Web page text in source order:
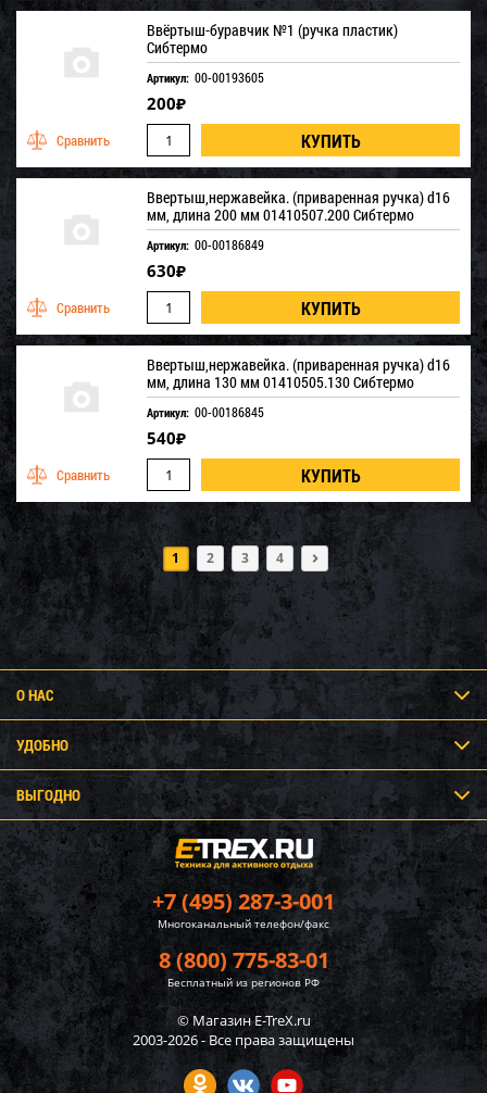
Ввёртыш-буравчик №1 (ручка пластик)
Сибтермо
Артикул: 00-00193605
200₽
Ввертыш,нержавейка. (приваренная ручка) d16
мм, длина 200 мм 01410507.200 Сибтермо
Артикул: 00-00186849
630₽
Ввертыш,нержавейка. (приваренная ручка) d16
мм, длина 130 мм 01410505.130 Сибтермо
Артикул: 00-00186845
540₽
1 2 3 4
+7 (495) 287-3-001
Многоканальный телефон/факс
8 (800) 775-83-01
Бесплатный из регионов РФ
© Магазин E-TreX.ru
2003-2026 - Все права защищены
О НАС
УДОБНО
ВЫГОДНО